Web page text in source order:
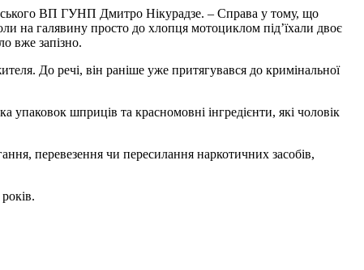
ВП ГУНП Дмитро Нікурадзе. – Справа у тому, що
на галявину просто до хлопця мотоциклом під’їхали двоє
вже запізно.
До речі, він раніше уже притягувався до кримінальної
упаковок шприців та красномовні інгредієнти, які чоловік
перевезення чи пересилання наркотичних засобів,